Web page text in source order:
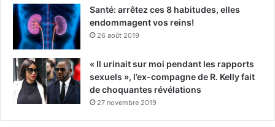
Santé: arrêtez ces 8 habitudes, elles
endommagent vos reins!
26 août 2019
« Il urinait sur moi pendant les rapports
sexuels », l’ex-compagne de R. Kelly fait
de choquantes révélations
27 novembre 2019